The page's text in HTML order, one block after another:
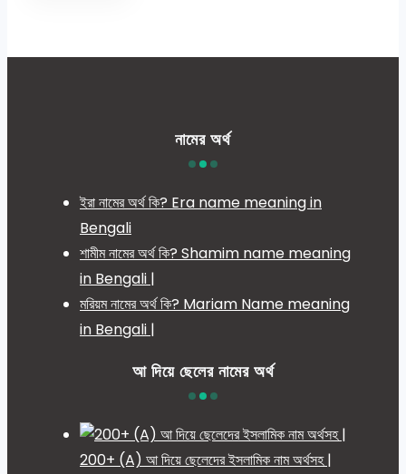
নামের অর্থ
ইরা নামের অর্থ কি? Era name meaning in
Bengali
শামীম নামের অর্থ কি? Shamim name meaning
in Bengali |
মরিয়ম নামের অর্থ কি? Mariam Name meaning
in Bengali |
আ দিয়ে ছেলের নামের অর্থ
200+ (A) আ দিয়ে ছেলেদের ইসলামিক নাম অর্থসহ |